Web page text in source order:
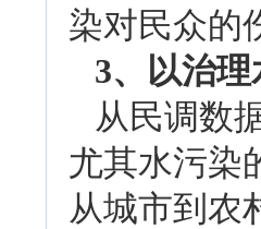
染对民众的
3、以治
从民调数
尤其水污染
从城市到农